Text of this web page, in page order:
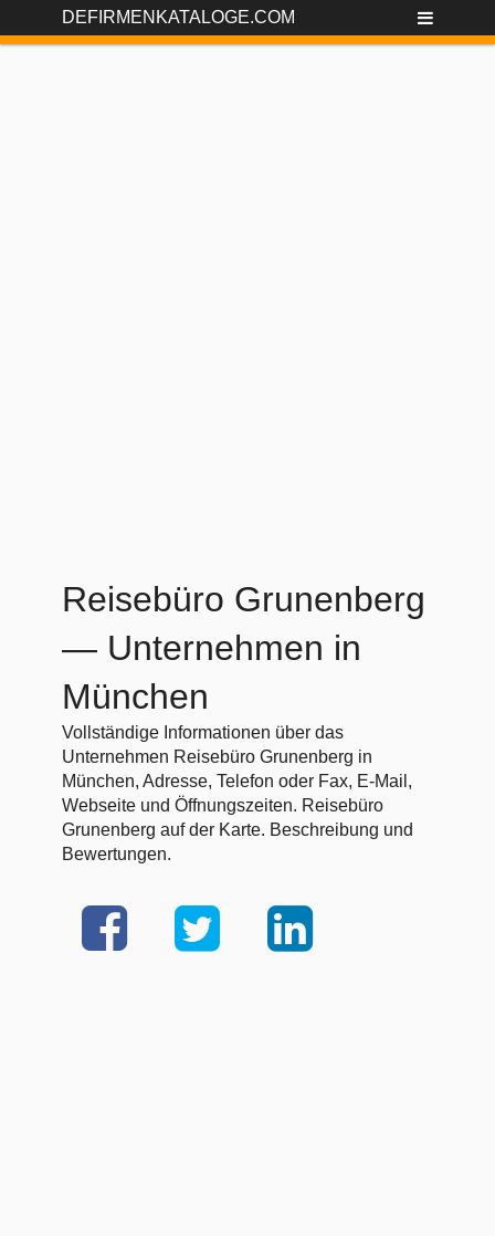
DEFIRMENKATALOGE.COM
Reisebüro Grunenberg
— Unternehmen in
München
Vollständige Informationen über das
Unternehmen Reisebüro Grunenberg in
München, Adresse, Telefon oder Fax, E-Mail,
Webseite und Öffnungszeiten. Reisebüro
Grunenberg auf der Karte. Beschreibung und
Bewertungen.